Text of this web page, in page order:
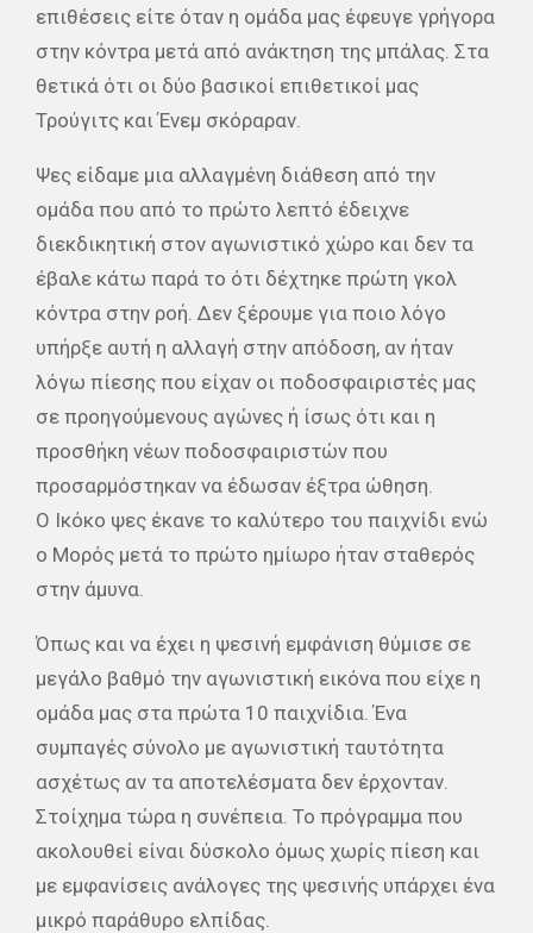
επιθέσεις είτε όταν η ομάδα μας έφευγε γρήγορα
στην κόντρα μετά από ανάκτηση της μπάλας. Στα
θετικά ότι οι δύο βασικοί επιθετικοί μας
Τρούγιτς καιΈνεμ σκόραραν.
Ψες είδαμε μια αλλαγμένη διάθεση από την
ομάδα που από το πρώτο λεπτό έδειχνε
διεκδικητική στον αγωνιστικό χώρο και δεν τα
έβαλε κάτω παρά το ότι δέχτηκε πρώτη γκολ
κόντρα στην ροή. Δεν ξέρουμε για ποιο λόγο
υπήρξε αυτή η αλλαγή στην απόδοση, αν ήταν
λόγω πίεσης που είχαν οι ποδοσφαιριστές μας
σε προηγούμενους αγώνες ή ίσως ότι και η
προσθήκη νέων ποδοσφαιριστών που
προσαρμόστηκαν να έδωσαν έξτρα ώθηση.
Ο Ικόκο ψες έκανε το καλύτερο του παιχνίδι ενώ
ο Μορός μετά το πρώτο ημίωρο ήταν σταθερός
στην άμυνα.
Όπως και να έχει η ψεσινή εμφάνιση θύμισε σε
μεγάλο βαθμό την αγωνιστική εικόνα που είχε η
ομάδα μας στα πρώτα 10 παιχνίδια. Ένα
συμπαγές σύνολο με αγωνιστική ταυτότητα
ασχέτως αν τα αποτελέσματα δεν έρχονταν.
Στοίχημα τώρα η συνέπεια. Το πρόγραμμα που
ακολουθεί είναι δύσκολο όμως χωρίς πίεση και
με εμφανίσεις ανάλογες της ψεσινής υπάρχει ένα
μικρό παράθυρο ελπίδας.